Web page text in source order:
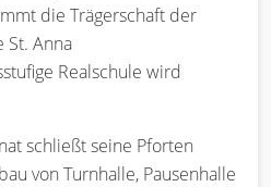
die Trägerschaft der
St. Anna
Realschule wird
schließt seine Pforten
von Turnhalle, Pausenhalle